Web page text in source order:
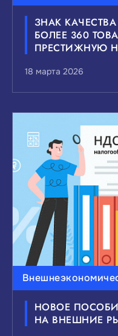
ЗНАК
БОЛЕЕ 360
ПРЕСТИЖНУЮ
18 марта 2026
НОВОЕ
НА ВНЕШНИЕ